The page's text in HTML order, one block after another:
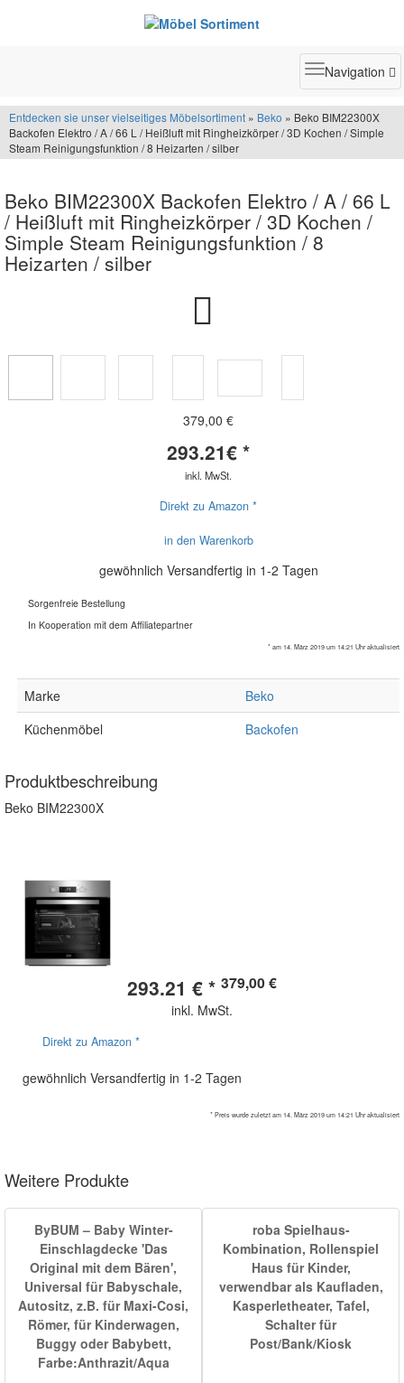
Toggle
Navigation
Entdecken sie unser vielseitiges Möbelsortiment » Beko » Beko BIM22300X
Backofen Elektro / A / 66 L / Heißluft mit Ringheizkörper / 3D Kochen / Simple
Steam Reinigungsfunktion / 8 Heizarten / silber
Beko BIM22300X Backofen Elektro / A / 66 L
/ Heißluft mit Ringheizkörper / 3D Kochen /
Simple Steam Reinigungsfunktion / 8
Heizarten / silber
379,00 €
293.21€ *
inkl. MwSt.
Direkt zu Amazon *
in den Warenkorb
gewöhnlich Versandfertig in 1-2 Tagen
Sorgenfreie Bestellung
In Kooperation mit dem Affiliatepartner
* am 14. März 2019 um 14:21 Uhr aktualisiert
Marke
Beko
Küchenmöbel
Backofen
Produktbeschreibung
Beko BIM22300X
293.21 € * 379,00 €
inkl. MwSt.
Direkt zu Amazon *
gewöhnlich Versandfertig in 1-2 Tagen
* Preis wurde zuletzt am 14. März 2019 um 14:21 Uhr aktualisiert
Weitere Produkte
ByBUM – Baby Winter-
Einschlagdecke 'Das
Original mit dem Bären',
Universal für Babyschale,
Autositz, z.B. für Maxi-Cosi,
Römer, für Kinderwagen,
Buggy oder Babybett,
Farbe:Anthrazit/Aqua
roba Spielhaus-
Kombination, Rollenspiel
Haus für Kinder,
verwendbar als Kaufladen,
Kasperletheater, Tafel,
Schalter für
Post/Bank/Kiosk